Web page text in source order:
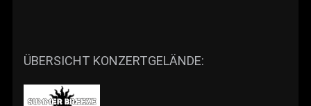
ÜBERSICHT KONZERTGELÄNDE: